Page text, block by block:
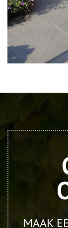
MAAK